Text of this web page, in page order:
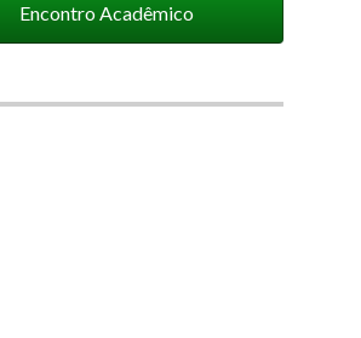
Encontro Acadêmico